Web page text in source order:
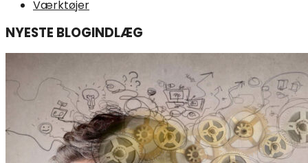
Værktøjer
NYESTE BLOGINDLÆG